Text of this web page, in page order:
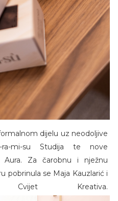
dijelu uz neodoljive
ra-mi-su Studija te nove
Aura. Za čarobnu i nježnu
pobrinula se Maja Kauzlarić i
Kreativa.